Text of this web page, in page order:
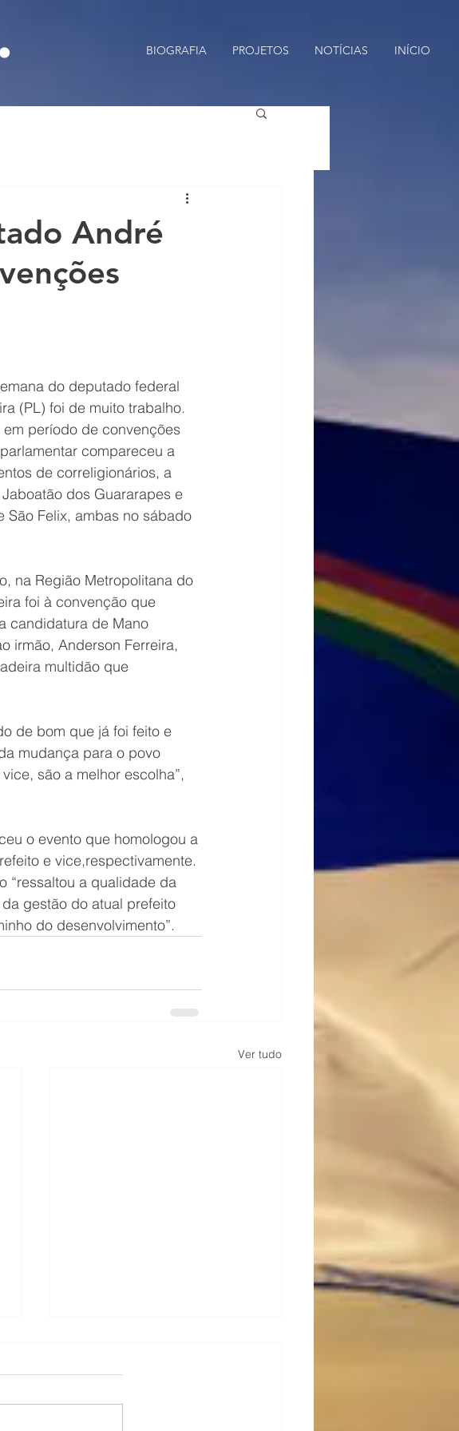
INÍCIO
NOTÍCIAS
PROJETOS
BIOGRAFIA
André
do deputado federal
(PL) foi de muito trabalho.
em período de convenções
compareceu a
de correligionários, a
dos Guararapes e
São Felix, ambas no sábado
na Região Metropolitana do
foi à convenção que
candidatura de Mano
irmão, Anderson Ferreira,
multidão que
de bom que já foi feito e
mudança para o povo
são a melhor escolha”,
o evento que homologou a
e vice,respectivamente.
“ressaltou a qualidade da
gestão do atual prefeito
do desenvolvimento”.
Ver tudo